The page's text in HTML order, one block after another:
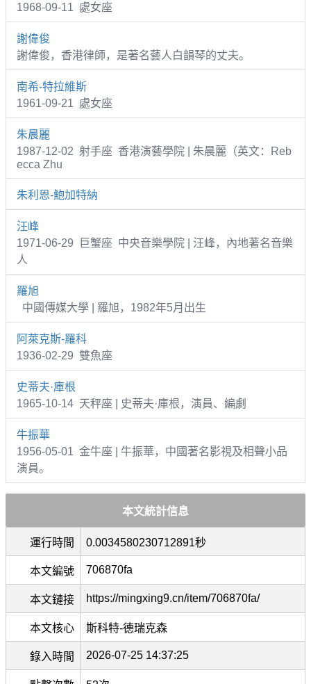
1968-09-11 處女座
謝偉俊
謝偉俊，香港律師，是著名藝人白韻琴的丈夫。
南希-特拉維斯
1961-09-21 處女座
朱晨麗
1987-12-02 射手座 香港演藝學院 | 朱晨麗（英文：Reb
ecca Zhu
朱利恩-鮑加特納
汪峰
1971-06-29 巨蟹座 中央音樂學院 | 汪峰，內地著名音樂
人
羅旭
中國傳媒大學 | 羅旭，1982年5月出生
阿萊克斯-羅科
1936-02-29 雙魚座
史蒂夫·庫根
1965-10-14 天秤座 | 史蒂夫·庫根，演員、編劇
牛振華
1956-05-01 金牛座 | 牛振華，中國著名影視及相聲小品
演員。
本文統計信息
運行時間 0.0034580230712891秒
本文編號 706870fa
本文鏈接 https://mingxing9.cn/item/706870fa/
本文核心 斯科特-德瑞克森
錄入時間 2026-07-25 14:37:25